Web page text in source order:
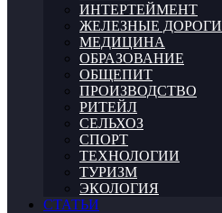
ИНТЕРТЕЙМЕНТ
ЖЕЛЕЗНЫЕ ДОРОГИ
МЕДИЦИНА
ОБРАЗОВАНИЕ
ОБЩЕПИТ
ПРОИЗВОДСТВО
РИТЕЙЛ
СЕЛЬХОЗ
СПОРТ
ТЕХНОЛОГИИ
ТУРИЗМ
ЭКОЛОГИЯ
СТАТЬИ